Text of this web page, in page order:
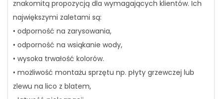
znakomitą propozycją dla wymagających klientów. Ich
największymi zaletami są:
• odporność na zarysowania,
• odporność na wsiąkanie wody,
• wysoka trwałość kolorów.
• możliwość montażu sprzętu np. płyty grzewczej lub
zlewu na lico z blatem,